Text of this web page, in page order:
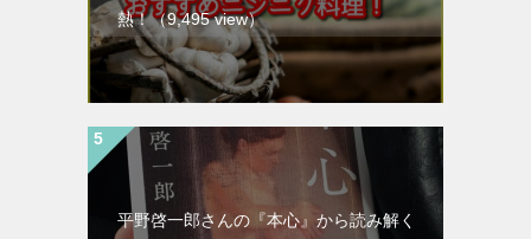
熱！（9,495 view）
平野啓一郎さんの『本心』から読み解く